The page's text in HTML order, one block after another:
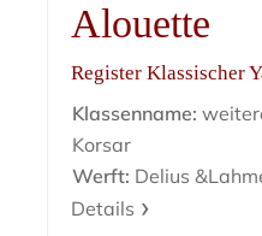
Alouette
Register Klassischer
Klassenname:
Korsar
Werft: Delius
Details